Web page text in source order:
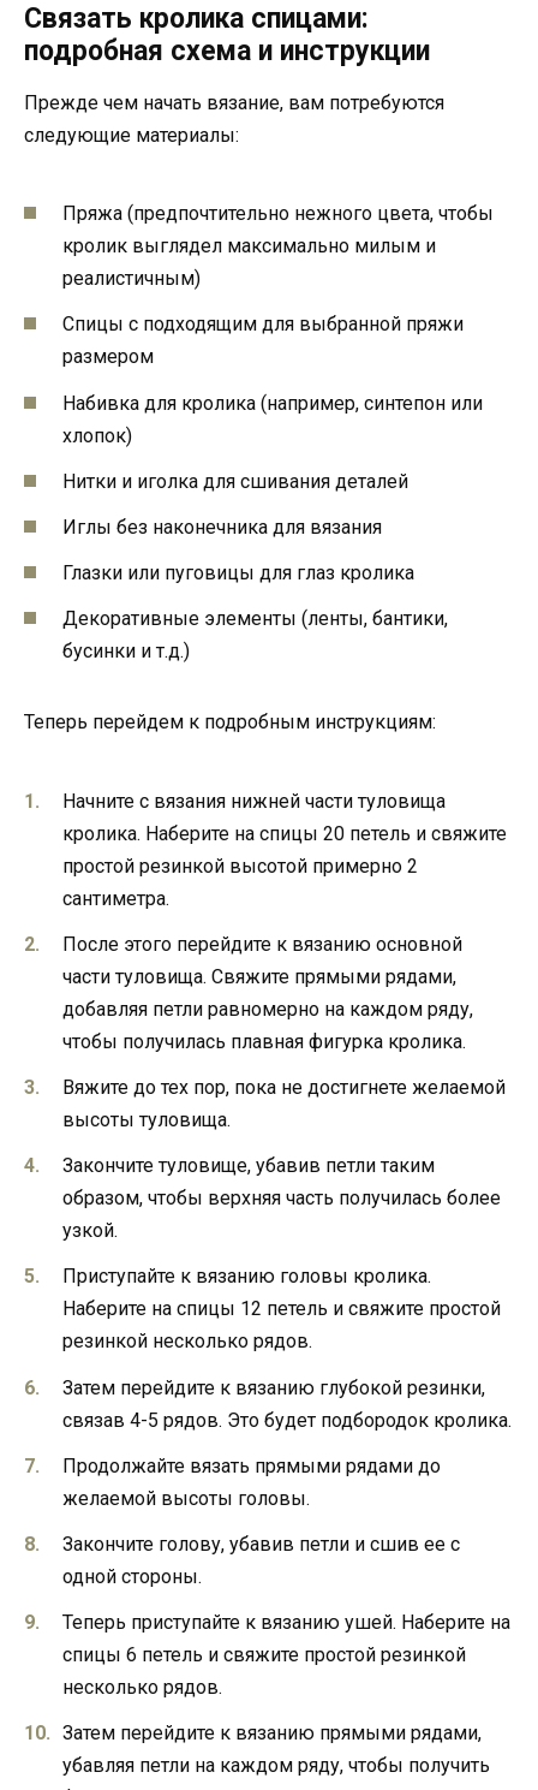
Связать кролика спицами:
подробная схема и инструкции
Прежде чем начать вязание, вам потребуются
следующие материалы:
Пряжа (предпочтительно нежного цвета, чтобы
кролик выглядел максимально милым и
реалистичным)
Спицы с подходящим для выбранной пряжи
размером
Набивка для кролика (например, синтепон или
хлопок)
Нитки и иголка для сшивания деталей
Иглы без наконечника для вязания
Глазки или пуговицы для глаз кролика
Декоративные элементы (ленты, бантики,
бусинки и т.д.)
Теперь перейдем к подробным инструкциям:
Начните с вязания нижней части туловища
кролика. Наберите на спицы 20 петель и свяжите
простой резинкой высотой примерно 2
сантиметра.
После этого перейдите к вязанию основной
части туловища. Свяжите прямыми рядами,
добавляя петли равномерно на каждом ряду,
чтобы получилась плавная фигурка кролика.
Вяжите до тех пор, пока не достигнете желаемой
высоты туловища.
Закончите туловище, убавив петли таким
образом, чтобы верхняя часть получилась более
узкой.
Приступайте к вязанию головы кролика.
Наберите на спицы 12 петель и свяжите простой
резинкой несколько рядов.
Затем перейдите к вязанию глубокой резинки,
связав 4-5 рядов. Это будет подбородок кролика.
Продолжайте вязать прямыми рядами до
желаемой высоты головы.
Закончите голову, убавив петли и сшив ее с
одной стороны.
Теперь приступайте к вязанию ушей. Наберите на
спицы 6 петель и свяжите простой резинкой
несколько рядов.
Затем перейдите к вязанию прямыми рядами,
убавляя петли на каждом ряду, чтобы получить